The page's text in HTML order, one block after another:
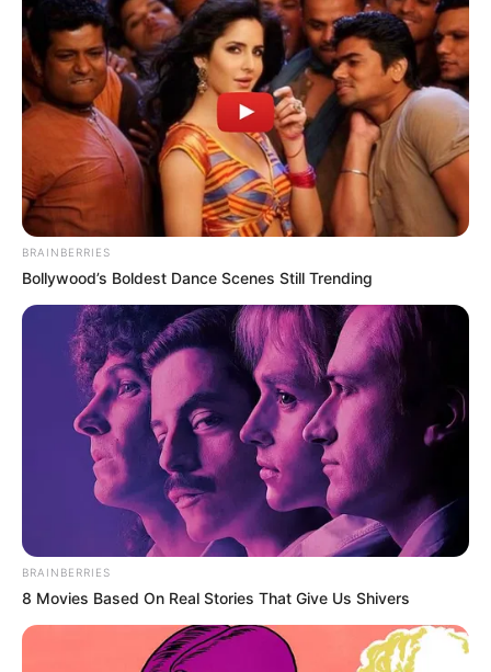
BRAINBERRIES
Bollywood’s Boldest Dance Scenes Still Trending
BRAINBERRIES
8 Movies Based On Real Stories That Give Us Shivers